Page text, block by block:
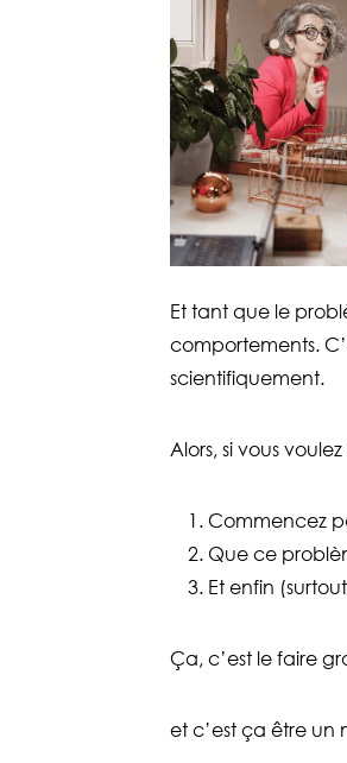
Et tant que le
comportements.
scientifiquement.
Alors, si vous
Commencez
Que ce
Et enfin
Ça, c’est le faire
et c’est ça être